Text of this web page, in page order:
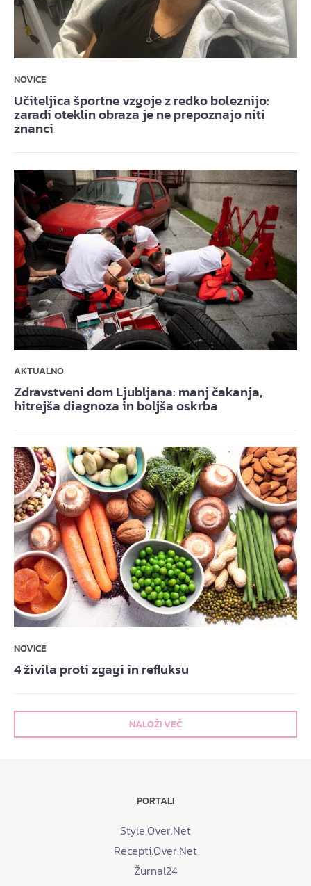
NOVICE
Učiteljica športne vzgoje z redko boleznijo:
zaradi oteklin obraza je ne prepoznajo niti
znanci
AKTUALNO
Zdravstveni dom Ljubljana: manj čakanja,
hitrejša diagnoza in boljša oskrba
NOVICE
4 živila proti zgagi in refluksu
NALOŽI VEČ
PORTALI
Style.Over.Net
Recepti.Over.Net
Žurnal24